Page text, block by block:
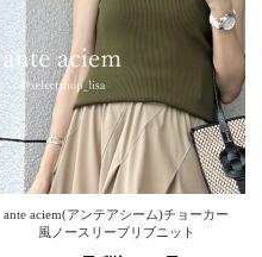
ante aciem(アンテアシーム)チョーカー
風ノースリーブリブニット